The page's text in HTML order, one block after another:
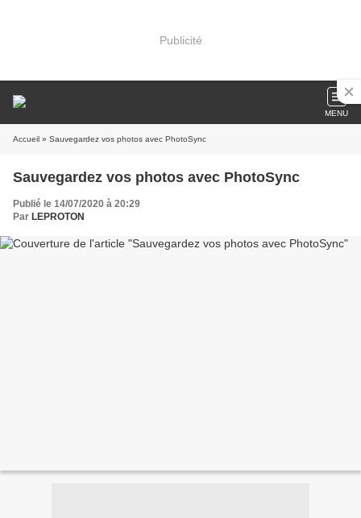
Publicité
MENU
Accueil » Sauvegardez vos photos avec PhotoSync
Sauvegardez vos photos avec PhotoSync
Publié le 14/07/2020 à 20:29
Par LEPROTON